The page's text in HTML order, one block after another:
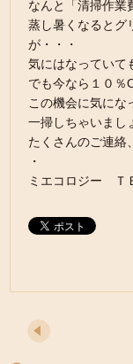
なんと「清掃作業
蒸し暑くなるとグ
が・・・
気にはなっていて
でも今なら１０％
この機会に気にな
一掃しちゃいまし
たくさんのご連絡
・
ミエコロジー Ｔ